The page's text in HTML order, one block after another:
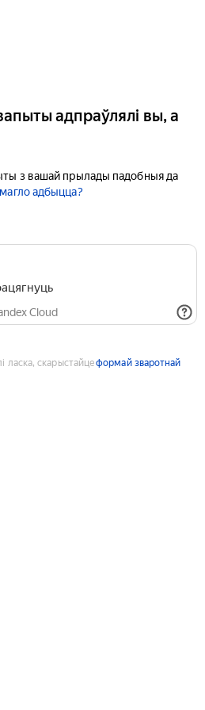
адпраўлялі вы, а
з вашай прылады падобныя да
адбыцца?
Cloud
ласка, скарыстайцеформай зваротнай